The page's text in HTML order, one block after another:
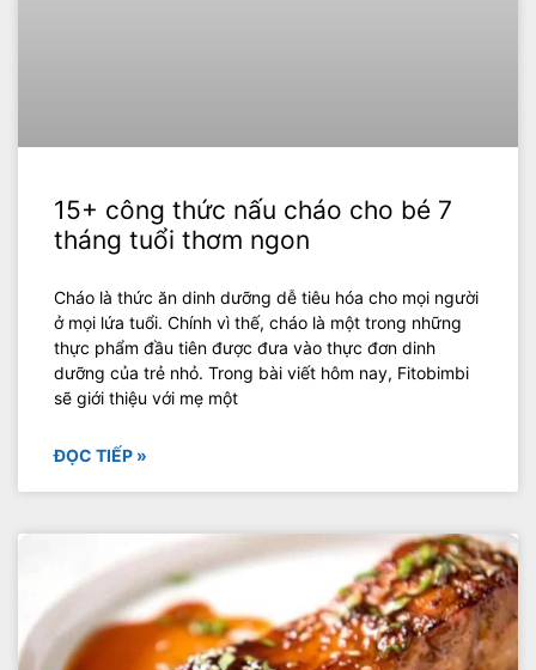
15+ công thức nấu cháo cho bé 7
tháng tuổi thơm ngon
Cháo là thức ăn dinh dưỡng dễ tiêu hóa cho mọi người
ở mọi lứa tuổi. Chính vì thế, cháo là một trong những
thực phẩm đầu tiên được đưa vào thực đơn dinh
dưỡng của trẻ nhỏ. Trong bài viết hôm nay, Fitobimbi
sẽ giới thiệu với mẹ một
ĐỌC TIẾP »